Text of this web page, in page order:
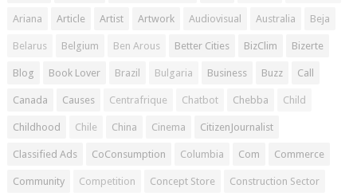
Ariana Article Artist Artwork Audiovisual Australia Beja
Belarus Belgium Ben Arous Better Cities BizClim Bizerte
Blog Book Lover Brazil Bulgaria Business Buzz Call
Canada Causes Centrafrique Chatbot Chebba Child
Childhood Chile China Cinema CitizenJournalist
Classified Ads CoConsumption Columbia Com Commerce
Community Competition Concept Store Construction Sector